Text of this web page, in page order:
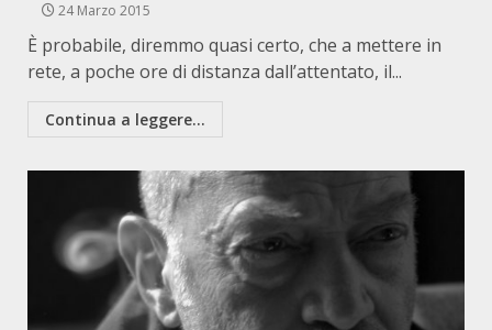
24 Marzo 2015
È probabile, diremmo quasi certo, che a mettere in
rete, a poche ore di distanza dall’attentato, il...
Continua a leggere...